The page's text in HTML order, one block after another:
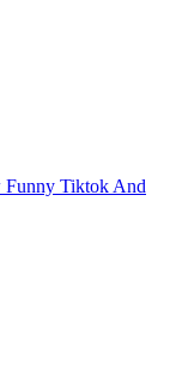
Funny Tiktok And